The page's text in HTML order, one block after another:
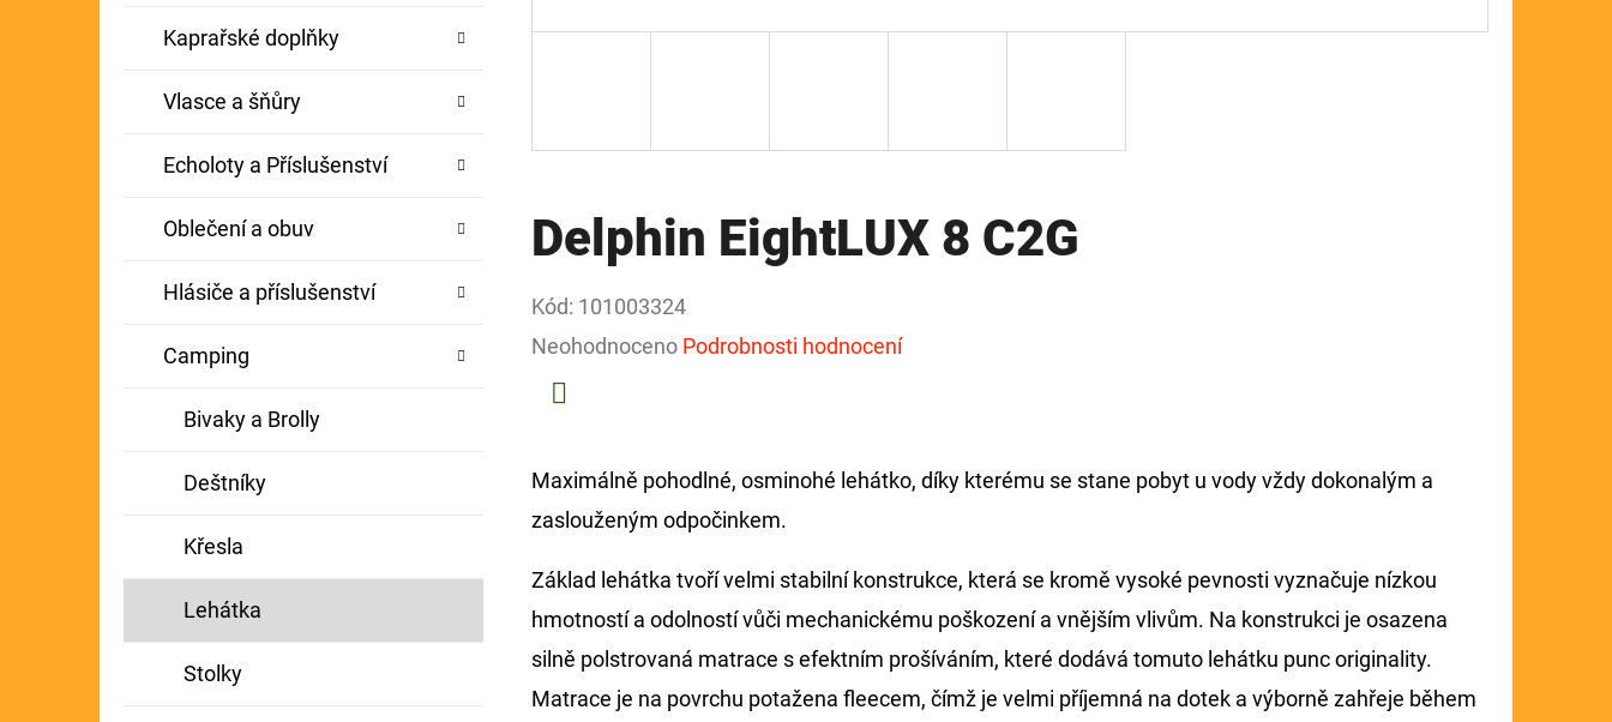
Kaprařské doplňky
Vlasce a šňůry
Echoloty a Příslušenství
Oblečení a obuv
Hlásiče a příslušenství
Camping
Bivaky a Brolly
Deštníky
Křesla
Lehátka
Stolky
Delphin EightLUX 8 C2G
Kód: 101003324
Průměrné
hodnocení
5
hvězdiček.
Neohodnoceno Podrobnosti hodnocení
Maximálně pohodlné, osminohé lehátko, díky kterému se stane pobyt u vody vždy dokonalým a
zaslouženým odpočinkem.
Základ lehátka tvoří velmi stabilní konstrukce, která se kromě vysoké pevnosti vyznačuje nízkou
hmotností a odolností vůči mechanickému poškození a vnějším vlivům. Na konstrukci je osazena
silně polstrovaná matrace s efektním prošíváním, které dodává tomuto lehátku punc originality.
Matrace je na povrchu potažena fleecem, čímž je velmi příjemná na dotek a výborně zahřeje během